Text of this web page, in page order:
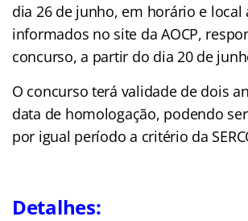
dia 26 de junho, em horário e local
informados no site da AOCP,
concurso, a partir do dia 20 de
O concurso terá validade de dois
data de homologação, podendo
por igual período a critério da
Detalhes: